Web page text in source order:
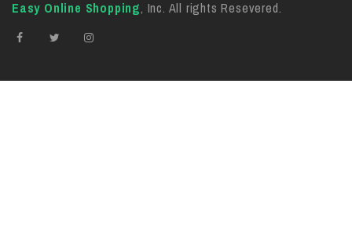
Easy Online Shopping, Inc. All rights Resevered.